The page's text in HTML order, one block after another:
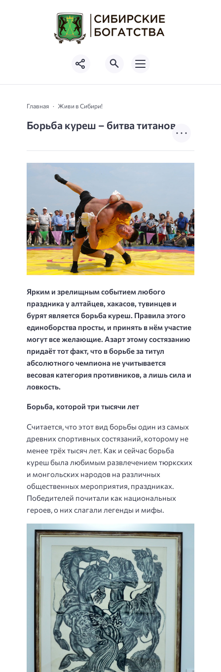
Главная Живи в Сибири!
Борьба куреш – битва титанов
Ярким и зрелищным событием любого
праздника у алтайцев, хакасов, тувинцев и
бурят является борьба куреш. Правила этого
единоборства просты, и принять в нём участие
могут все желающие. Азарт этому состязанию
придаёт тот факт, что в борьбе за титул
абсолютного чемпиона не учитывается
весовая категория противников, а лишь сила и
ловкость.
Борьба, которой три тысячи лет
Считается, что этот вид борьбы один из самых
древних спортивных состязаний, которому не
менее трёх тысяч лет. Как и сейчас борьба
куреш была любимым развлечением тюркских
и монгольских народов на различных
общественных мероприятия, праздниках.
Победителей почитали как национальных
героев, о них слагали легенды и мифы.